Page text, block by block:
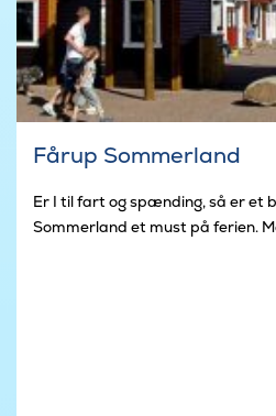
Fårup Sommerland
Er I til fart og spænding, så er et
Sommerland et must på ferien.